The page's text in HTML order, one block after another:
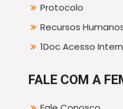
Protocolo
Recursos
1Doc Acesso
FALE COM A